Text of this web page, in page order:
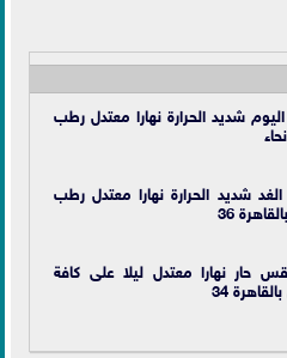
شديد الحرارة نهارا معتدل رطب
شديد الحرارة نهارا معتدل رطب
36
حار نهارا معتدل ليلا على كافة
34